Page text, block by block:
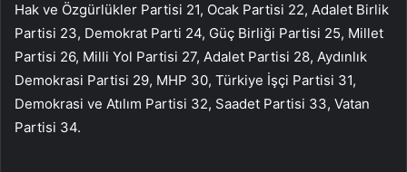
Hak ve Özgürlükler Partisi 21, Ocak Partisi 22, Adalet Birlik
Partisi 23, Demokrat Parti 24, Güç Birliği Partisi 25, Millet
Partisi 26, Milli Yol Partisi 27, Adalet Partisi 28, Aydınlık
Demokrasi Partisi 29, MHP 30, Türkiye İşçi Partisi 31,
Demokrasi ve Atılım Partisi 32, Saadet Partisi 33, Vatan
Partisi 34.